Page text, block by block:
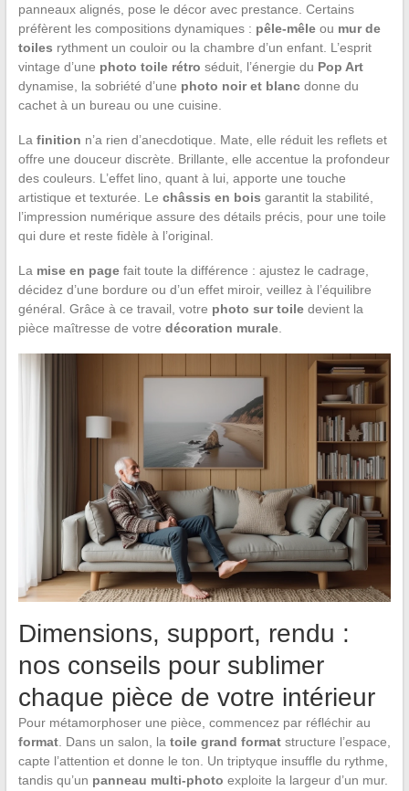
panneaux alignés, pose le décor avec prestance. Certains
préfèrent les compositions dynamiques : pêle-mêleou mur de
toiles rythment un couloir ou la chambre d’un enfant. L’esprit
vintage d’une photo toile rétro séduit, l’énergie du Pop Art
dynamise, la sobriété d’une photo noir et blancdonne du
cachet à un bureau ou une cuisine.
La finition n’a rien d’anecdotique. Mate, elle réduit les reflets et
offre une douceur discrète. Brillante, elle accentue la profondeur
des couleurs. L’effet lino, quant à lui, apporte une touche
artistique et texturée. Le châssis en bois garantit la stabilité,
l’impression numérique assure des détails précis, pour une toile
qui dure et reste fidèle à l’original.
La mise en pagefait toute la différence : ajustez le cadrage,
décidez d’une bordure ou d’un effet miroir, veillez à l’équilibre
général. Grâce à ce travail, votre photo sur toiledevient la
pièce maîtresse de votre décoration murale.
Dimensions, support, rendu :
nos conseils pour sublimer
chaque pièce de votre intérieur
Pour métamorphoser une pièce, commencez par réfléchir au
format. Dans un salon, la toile grand formatstructure l’espace,
capte l’attention et donne le ton. Un triptyque insuffle du rythme,
tandis qu’un panneau multi-photo exploite la largeur d’un mur.